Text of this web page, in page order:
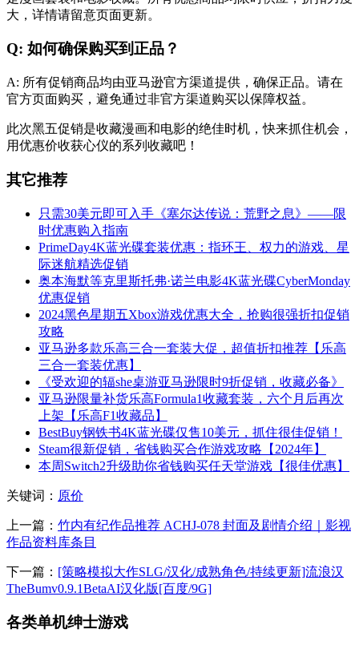
大，详情请留意页面更新。
Q: 如何确保购买到正品？
A: 所有促销商品均由亚马逊官方渠道提供，确保正品。请在
官方页面购买，避免通过非官方渠道购买以保障权益。
此次黑五促销是收藏漫画和电影的绝佳时机，快来抓住机会，
用优惠价收获心仪的系列收藏吧！
其它推荐
只需30美元即可入手《塞尔达传说：荒野之息》——限
时优惠购入指南
PrimeDay4K蓝光碟套装优惠：指环王、权力的游戏、星
际迷航精选促销
奥本海默等克里斯托弗·诺兰电影4K蓝光碟CyberMonday
优惠促销
2024黑色星期五Xbox游戏优惠大全，抢购很强折扣促销
攻略
亚马逊多款乐高三合一套装大促，超值折扣推荐【乐高
三合一套装优惠】
《受欢迎的辐she桌游亚马逊限时9折促销，收藏必备》
亚马逊限量补货乐高Formula1收藏套装，六个月后再次
上架【乐高F1收藏品】
BestBuy钢铁书4K蓝光碟仅售10美元，抓住很佳促销！
Steam很新促销，省钱购买合作游戏攻略【2024年】
本周Switch2升级助你省钱购买任天堂游戏【很佳优惠】
关键词： 原价
上一篇： 竹内有纪作品推荐 ACHJ-078 封面及剧情介绍｜影视
作品资料库条目
下一篇： [策略模拟大作SLG/汉化/成熟角色/持续更新]流浪汉
TheBumv0.9.1BetaAI汉化版[百度/9G]
各类单机绅士游戏